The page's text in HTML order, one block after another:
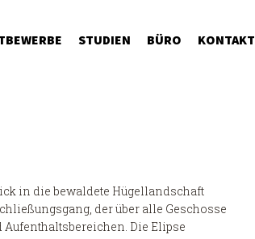
STUDIEN BÜRO KONTAKT
in die bewaldete Hügellandschaft
der über alle Geschosse
Die Elipse